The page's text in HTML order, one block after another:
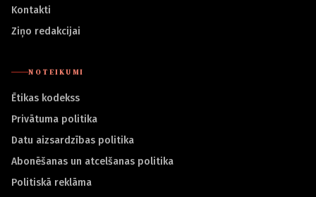
Kontakti
Ziņo redakcijai
NOTEIKUMI
Ētikas kodekss
Privātuma politika
Datu aizsardzības politika
Abonēšanas un atcelšanas politika
Politiskā reklāma